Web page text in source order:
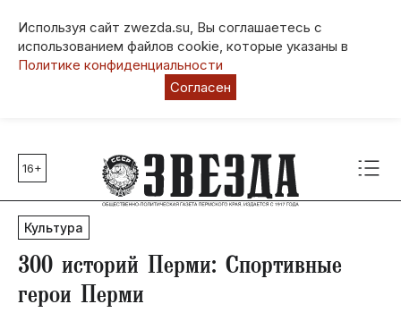
Используя сайт zwezda.su, Вы соглашаетесь с
использованием файлов cookie, которые указаны в
Политике конфиденциальности
Согласен
Главные темы
80 лет Победы
Молодежная столица РФ
СВО
Выборы в Пермском крае
Социальная поддержка
16+
Культура
300 историй Перми: Спортивные
герои Перми